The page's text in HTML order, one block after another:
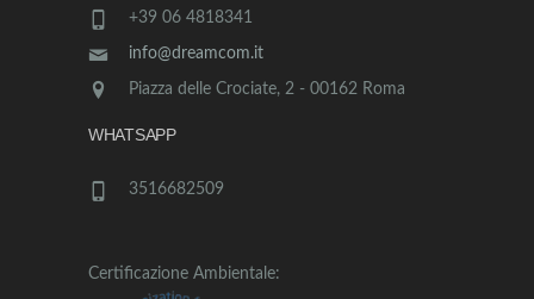
+39 06 4818341
info@dreamcom.it
Piazza delle Crociate, 2 - 00162 Roma
WHATSAPP
3516682509
Certificazione Ambientale: